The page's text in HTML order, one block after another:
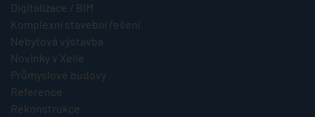
Digitalizace / BIM
Komplexní stavební řešení
Nebytová výstavba
Novinky v Xelle
Průmyslové budovy
Reference
Rekonstrukce